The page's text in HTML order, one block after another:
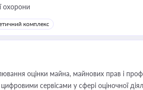
охорони
комплекс
оцінки майна, майнових прав і
сервісами у сфері оціночної